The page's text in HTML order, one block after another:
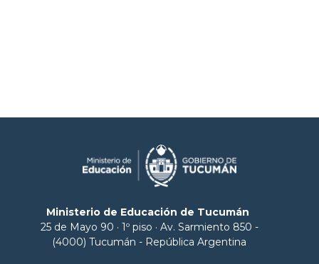
Ministerio de Educación de Tucumán
25 de Mayo 90 · 1º piso · Av. Sarmiento 850 -
(4000) Tucumán - República Argentina